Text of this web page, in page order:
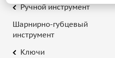
Ручной инструмент
Шарнирно-губцевый
инструмент
Ключи